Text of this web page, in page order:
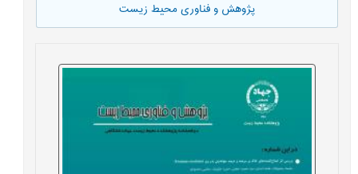
پژوهش و فناوری محیط زیست